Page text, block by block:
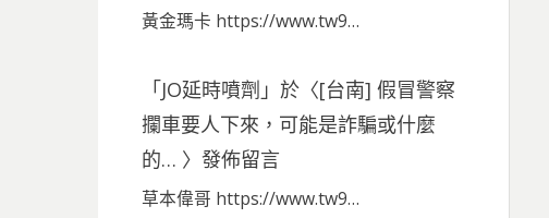
黃金瑪卡 https://www.tw9…
「JO延時噴劑 」於〈[台南] 假冒警察
攔車要人下來，可能是詐騙或什麼
的… 〉發佈留言
草本偉哥 https://www.tw9…